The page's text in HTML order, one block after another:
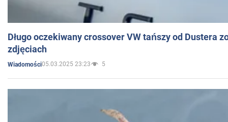
Długo oczekiwany crossover VW tańszy od Dustera
zdjęciach
Wiadomości05.03.2025 23:23 5